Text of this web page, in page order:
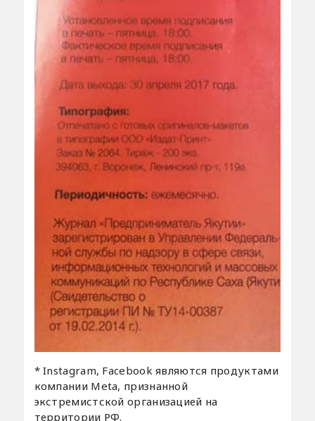
* Instagram, Facebook являются продуктами
компании Meta, признанной
экстремистской организацией на
территории РФ.